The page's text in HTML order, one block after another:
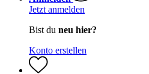
Jetzt anmelden
Bist du neu hier?
Konto erstellen